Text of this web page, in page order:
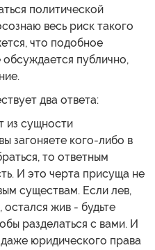
политической
весь риск такого
что подобное
публично,
два ответа:
из сущности
загоняете кого-либо в
то ответным
И это черта присуща не
существам. Если лев,
остался жив - будьте
разделаться с вами. И
юридического права